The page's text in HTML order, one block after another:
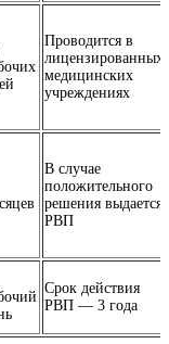
Проводится в
лицензированных
медицинских
учреждениях
В случае
положительного
решения выдается
РВП
Срок действия
РВП — 3 года